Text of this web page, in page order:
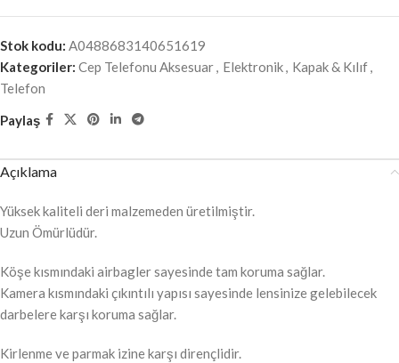
Stok kodu: A0488683140651619
Kategoriler: Cep Telefonu Aksesuar, Elektronik, Kapak & Kılıf,
Telefon
Paylaş
Açıklama
Yüksek kaliteli deri malzemeden üretilmiştir.
Uzun Ömürlüdür.
Köşe kısmındaki airbagler sayesinde tam koruma sağlar.
Kamera kısmındaki çıkıntılı yapısı sayesinde lensinize gelebilecek
darbelere karşı koruma sağlar.
Kirlenme ve parmak izine karşı dirençlidir.